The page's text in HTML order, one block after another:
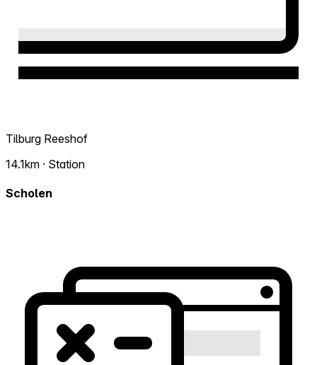
Tilburg Reeshof
14.1km · Station
Scholen